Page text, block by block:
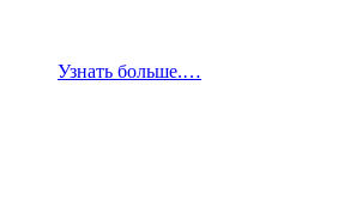
Узнать больше.…